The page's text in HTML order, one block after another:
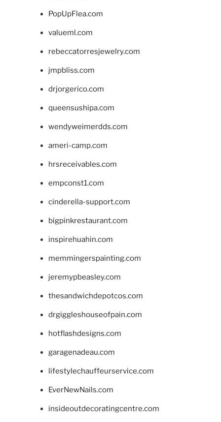
PopUpFlea.com
valueml.com
rebeccatorresjewelry.com
jmpbliss.com
drjorgerico.com
queensushipa.com
wendyweimerdds.com
ameri-camp.com
hrsreceivables.com
empconst1.com
cinderella-support.com
bigpinkrestaurant.com
inspirehuahin.com
memmingerspainting.com
jeremypbeasley.com
thesandwichdepotcos.com
drgiggleshouseofpain.com
hotflashdesigns.com
garagenadeau.com
lifestylechauffeurservice.com
EverNewNails.com
insideoutdecoratingcentre.com